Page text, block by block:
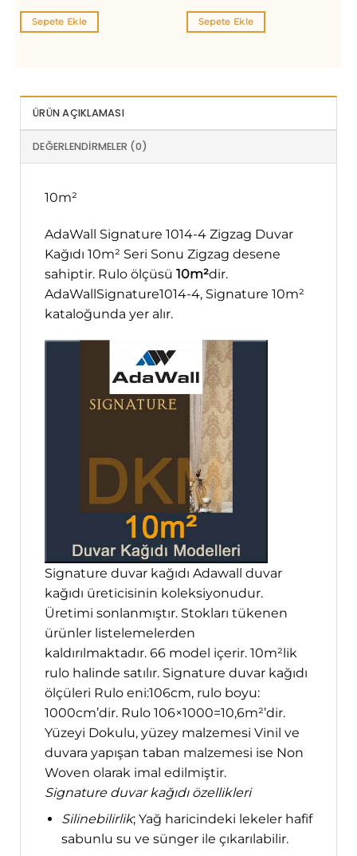
₺3.000,00.
Sepete Ekle Sepete Ekle
ÜRÜN AÇIKLAMASI
DEĞERLENDIRMELER (0)
10m²
AdaWall Signature 1014-4 Zigzag Duvar
Kağıdı 10m² Seri Sonu Zigzag desene
sahiptir. Rulo ölçüsü 10m²dir.
AdaWallSignature1014-4, Signature 10m²
kataloğunda yer alır.
Signature duvar kağıdı Adawall duvar
kağıdı üreticisinin koleksiyonudur.
Üretimi sonlanmıştır. Stokları tükenen
ürünler listelemelerden
kaldırılmaktadır. 66 model içerir. 10m²lik
rulo halinde satılır. Signature duvar kağıdı
ölçüleri Rulo eni:106cm, rulo boyu:
1000cm’dir. Rulo 106×1000=10,6m²’dir.
Yüzeyi Dokulu, yüzey malzemesi Vinil ve
duvara yapışan taban malzemesi ise Non
Woven olarak imal edilmiştir.
Signature duvar kağıdı özellikleri
Silinebilirlik; Yağ haricindeki lekeler hafif
sabunlu su ve sünger ile çıkarılabilir.